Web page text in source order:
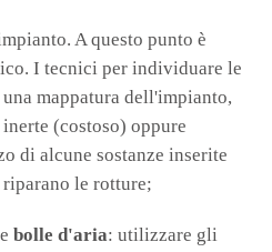
A questo punto è
I tecnici per individuare le
mappatura dell'impianto,
(costoso) oppure
di alcune sostanze inserite
le rotture;
bolle d'aria: utilizzare gli